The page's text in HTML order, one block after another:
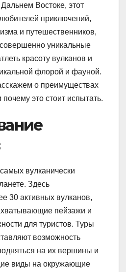
Востоке, этот
приключений,
и путешественников,
уникальные
красоту вулканов и
флорой и фауной.
о преимуществах
это стоит испытать.
вулканически
Здесь
30 активных вулканов,
пейзажи и
для туристов. Туры
возможность
на их вершины и
виды на окружающие